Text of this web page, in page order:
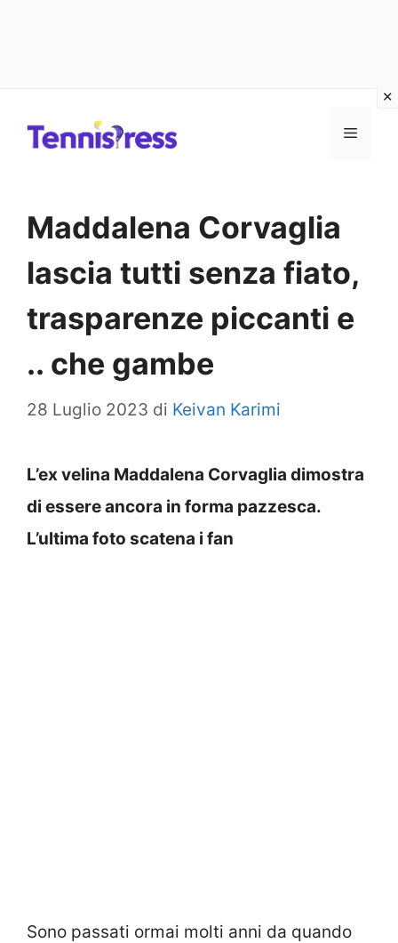
MENU
Maddalena Corvaglia
lascia tutti senza fiato,
trasparenze piccanti e
.. che gambe
28 Luglio 2023 di Keivan Karimi
L’ex velina Maddalena Corvaglia dimostra
di essere ancora in forma pazzesca.
L’ultima foto scatena i fan
Sono passati ormai molti anni da quando